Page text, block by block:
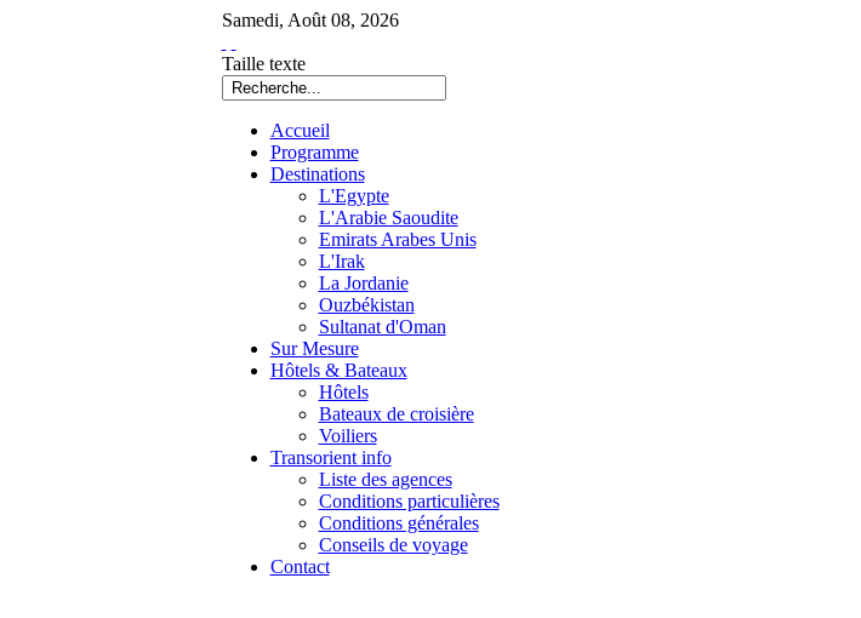
Samedi, Août 08, 2026
Taille texte
Accueil
Programme
Destinations
L'Egypte
L'Arabie Saoudite
Emirats Arabes Unis
L'Irak
La Jordanie
Ouzbékistan
Sultanat d'Oman
Sur Mesure
Hôtels & Bateaux
Hôtels
Bateaux de croisière
Voiliers
Transorient info
Liste des agences
Conditions particulières
Conditions générales
Conseils de voyage
Contact